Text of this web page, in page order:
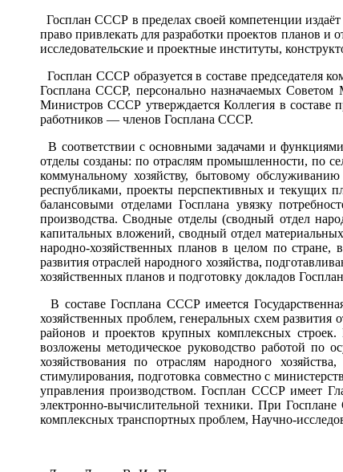
Госплан СССР в пределах своей компетенции
право привлекать для разработки проектов планов
исследовательские и проектные институты,
Госплан СССР образуется в составе председателя
Госплана СССР, персонально назначаемых
Министров СССР утверждается Коллегия в составе
работников — членов Госплана СССР.
В соответствии с основными задачами и
отделы созданы: по отраслям промышленности, по
коммунальному хозяйству, бытовому
республиками, проекты перспективных и текущих
балансовыми отделами Госплана увязку
производства. Сводные отделы (сводный отдел
капитальных вложений, сводный отдел
народно-хозяйственных планов в целом по стране,
развития отраслей народного хозяйства,
хозяйственных планов и подготовку докладов
В составе Госплана СССР имеется
хозяйственных проблем, генеральных схем развития
районов и проектов крупных комплексных
возложены методическое руководство работой по
хозяйствования по отраслям народного
стимулирования, подготовка совместно с
управления производством. Госплан СССР имеет
электронно-вычислительной техники. При
комплексных транспортных проблем, Научно-